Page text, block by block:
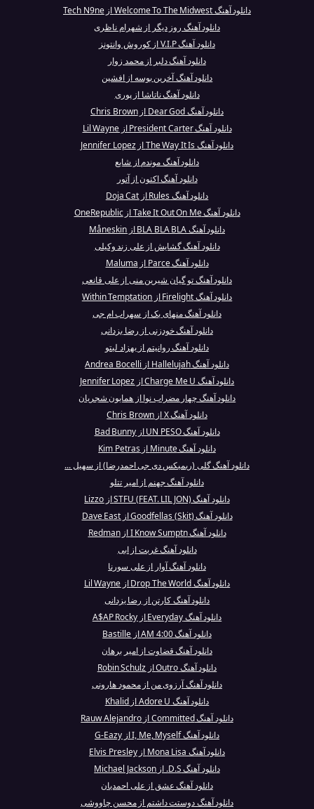
دانلود آهنگ Welcome To The Midwest از Tech N9ne
دانلود آهنگ روز دیگر از شهرام ناظری
دانلود آهنگ V.I.P از کوروش وانتونز
دانلود آهنگ دلبر از محمد زوار
دانلود آهنگ آخرین بوسه از افشین
دانلود آهنگ ناتاشا از پوری
دانلود آهنگ Dear God از Chris Brown
دانلود آهنگ President Carter از Lil Wayne
دانلود آهنگ The Way It Is از Jennifer Lopez
دانلود آهنگ موندم از شایع
دانلود آهنگ اکتون از آتور‎
دانلود آهنگ Rules از Doja Cat
دانلود آهنگ Take It Out On Me از OneRepublic
دانلود آهنگ BLA BLA BLA از Måneskin
دانلود آهنگ گشایش از علی زند وکیلی
دانلود آهنگ Parce از Maluma
دانلود آهنگ تو گیان شیرین منی از علی قانعی
دانلود آهنگ Firelight از Within Temptation
دانلود آهنگ منهای یک از سهراب ام جی
دانلود آهنگ خودزنی از رضا یزدانی
دانلود آهنگ روانیتم از بهزاد لیتو
دانلود آهنگ Hallelujah از Andrea Bocelli
دانلود آهنگ Charge Me U از Jennifer Lopez
دانلود آهنگ چهار مضراب نوا از همایون شجریان
دانلود آهنگ X از Chris Brown
دانلود آهنگ UN PESO از Bad Bunny
دانلود آهنگ Minute از Kim Petras
دانلود آهنگ گلی (ریمیکس دی جی احمدرضا) از سهیل ...
دانلود آهنگ جهنم از امیر تتلو
دانلود آهنگ STFU (FEAT. LIL JON) از Lizzo
دانلود آهنگ Goodfellas (Skit) از Dave East
دانلود آهنگ I Know Sumptn از Redman
دانلود آهنگ غربت از ابی
دانلود آهنگ آوار از علی سورنا
دانلود آهنگ Drop The World از Lil Wayne
دانلود آهنگ کارتن از رضا یزدانی
دانلود آهنگ Everyday از A$AP Rocky
دانلود آهنگ 4:00 AM از Bastille
دانلود آهنگ قضاوت از امیر برهان
دانلود آهنگ Outro از Robin Schulz
دانلود آهنگ آرزوی من از محمود هارونی
دانلود آهنگ Adore U از Khalid
دانلود آهنگ Committed از Rauw Alejandro
دانلود آهنگ I, Me, Myself از G-Eazy
دانلود آهنگ Mona Lisa از Elvis Presley
دانلود آهنگ D.S. از Michael Jackson
دانلود آهنگ عشق از علی احمدیان
دانلود آهنگ دوستت داشتم از محسن چاووشی